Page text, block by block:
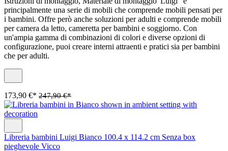
principalmente una serie di mobili che comprende mobili pensati per
i bambini. Offre però anche soluzioni per adulti e comprende mobili
per camera da letto, cameretta per bambini e soggiorno. Con
un'ampia gamma di combinazioni di colori e diverse opzioni di
configurazione, puoi creare interni attraenti e pratici sia per bambini
che per adulti.
173,90 €* 247,90 €*
Libreria bambini Luigi Bianco 100.4 x 114.2 cm Senza box
pieghevole Vicco